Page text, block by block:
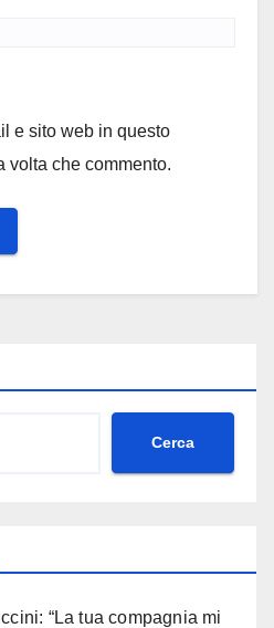
e sito web in questo
volta che commento.
Cerca
“La tua compagnia mi